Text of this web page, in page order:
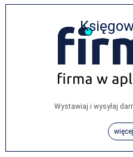
Wystawiaj i wysyłaj
więcej